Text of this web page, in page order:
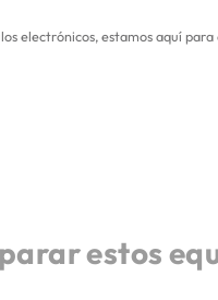
electrónicos, estamos aquí
estos